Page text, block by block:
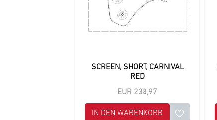
SCREEN, SHORT, CARNIVAL
RED
EUR 238,97
IN DEN WARENKORB